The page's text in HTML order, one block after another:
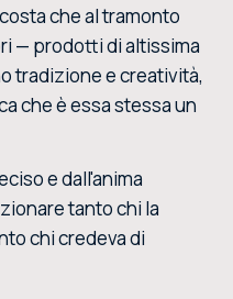
che al tramonto
— prodotti di altissima
tradizione e creatività,
che è essa stessa un
e dall'anima
tanto chi la
chi credeva di